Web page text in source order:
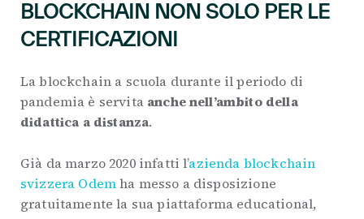
BLOCKCHAIN NON SOLO PER LE
CERTIFICAZIONI
La blockchain a scuola durante il periodo di
pandemia è servita anche nell’ambito della
didattica a distanza.
Già da marzo 2020 infatti l’azienda blockchain
svizzera Odemha messo a disposizione
gratuitamente la sua piattaforma educational,